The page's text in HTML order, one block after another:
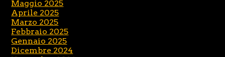
Maggio 2025
Aprile 2025
Marzo 2025
Febbraio 2025
Gennaio 2025
Dicembre 2024